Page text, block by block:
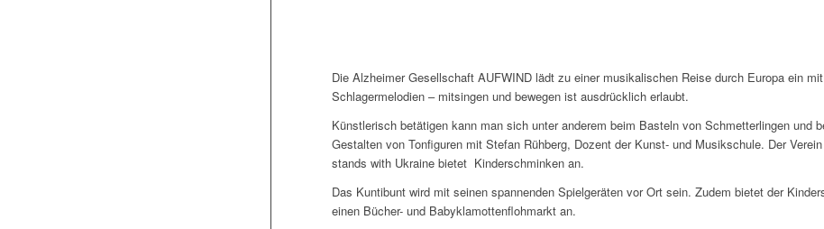
Die Alzheimer Gesellschaft AUFWIND lädt zu einer musikalischen Reise durch Europa ein
Schlagermelodien – mitsingen und bewegen ist ausdrücklich erlaubt.
Künstlerisch betätigen kann man sich unter anderem beim Basteln von Schmetterlingen und
Gestalten von Tonfiguren mit Stefan Rühberg, Dozent der Kunst- und Musikschule. Der
stands with Ukraine bietet Kinderschminken an.
Das Kuntibunt wird mit seinen spannenden Spielgeräten vor Ort sein. Zudem bietet der
einen Bücher- und Babyklamottenflohmarkt an.